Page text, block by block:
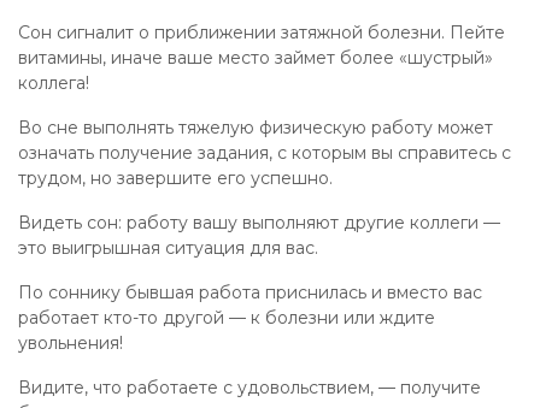
Сон сигналит о приближении затяжной болезни. Пейте
витамины, иначе ваше место займет более «шустрый»
коллега!
Во сне выполнять тяжелую физическую работу может
означать получение задания, с которым вы справитесь с
трудом, но завершите его успешно.
Видеть сон: работу вашу выполняют другие коллеги —
это выигрышная ситуация для вас.
По соннику бывшая работа приснилась и вместо вас
работает кто-то другой — к болезни или ждите
увольнения!
Видите, что работаете с удовольствием, — получите